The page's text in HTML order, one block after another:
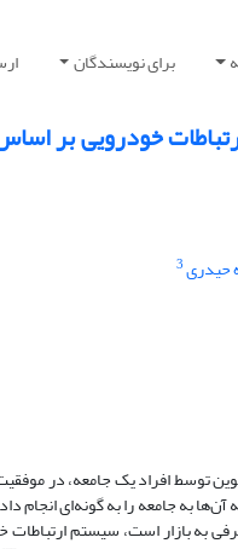
برای نویسندگان
خودرویی بر
حیدری3
توسط افراد یک جامعه، در
آن‌ها به جامعه را به گونه‌ای